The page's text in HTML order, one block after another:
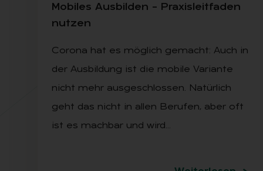
Mo­bi­les Aus­bil­den – Pra­xis­leit­fa­den
nut­zen
Corona hat es möglich gemacht: Auch in
der Ausbildung ist die mobile Variante
nicht mehr ausgeschlossen. Natürlich
geht das nicht in allen Berufen, aber oft
ist es machbar und wird…